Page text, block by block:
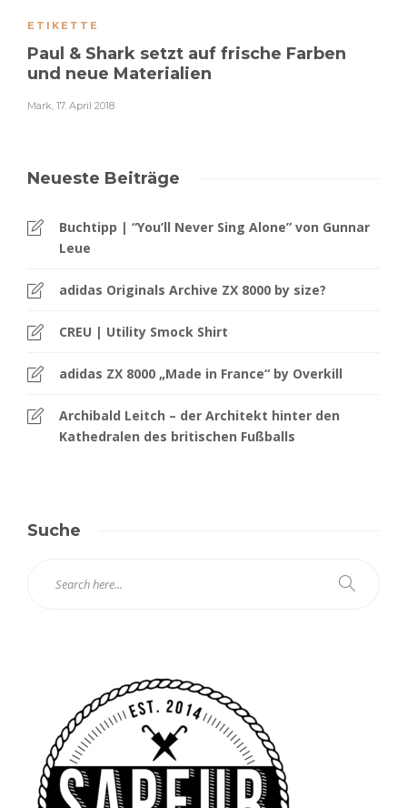
ETIKETTE
Paul & Shark setzt auf frische Farben
und neue Materialien
Mark 17. April 2018
Neueste Beiträge
Buchtipp | “You’ll Never Sing Alone” von Gunnar
Leue
adidas Originals Archive ZX 8000 by size?
CREU | Utility Smock Shirt
adidas ZX 8000 „Made in France“ by Overkill
Archibald Leitch – der Architekt hinter den
Kathedralen des britischen Fußballs
Suche